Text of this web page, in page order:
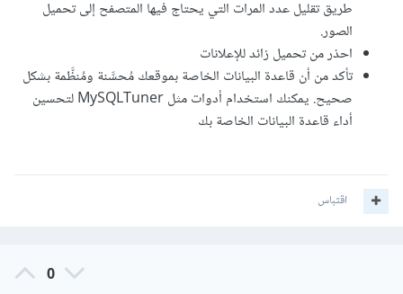
طريق تقليل عدد المرات التي يحتاج فيها المتصفح إلى تحميل
الصور.
احذر من تحميل زائد للإعلانات
تأكد من أن قاعدة البيانات الخاصة بموقعك مُحسَّنة ومُنظَّمة بشكل
صحيح. يمكنك استخدام أدوات مثل MySQLTuner لتحسين
أداء قاعدة البيانات الخاصة بك
اقتباس
0